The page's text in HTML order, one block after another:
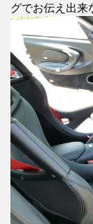
グでお伝え出来